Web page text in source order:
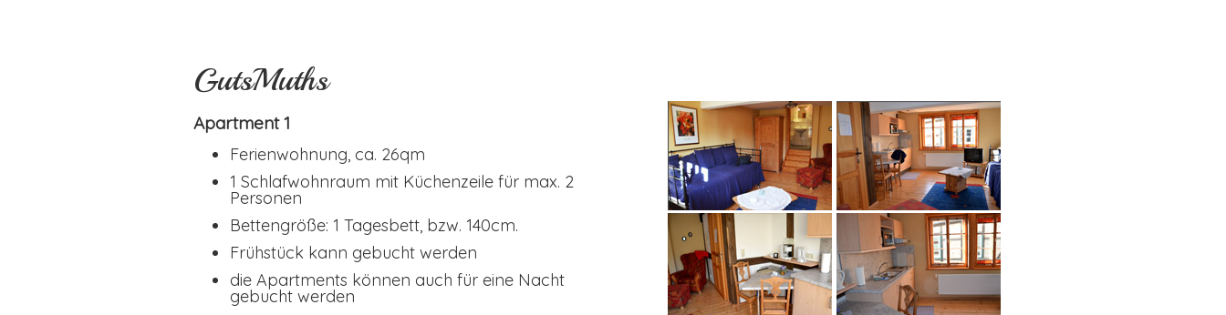
GutsMuths
Apartment 1
Ferienwohnung, ca. 26qm
1 Schlafwohnraum mit Küchenzeile für max. 2
Personen
Bettengröße: 1 Tagesbett, bzw. 140cm.
Frühstück kann gebucht werden
die Apartments können auch für eine Nacht
gebucht werden